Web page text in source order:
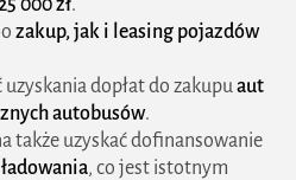
000 zł.
zakup, jak i leasing pojazdów
dopłat do zakupuaut
autobusów.
także uzyskać dofinansowanie
, co jest istotnym